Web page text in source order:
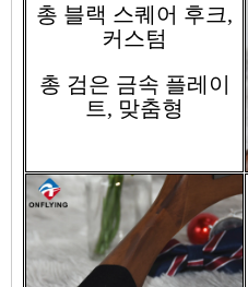
총 블랙 스퀘어 후크,
커스텀
총 검은 금속 플레이
트, 맞춤형